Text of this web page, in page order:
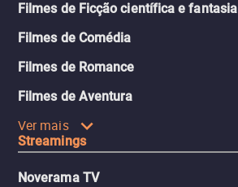
Filmes de Ficção científica e fantasia
Filmes de Comédia
Filmes de Romance
Filmes de Aventura
Ver mais
Streamings
Noverama TV